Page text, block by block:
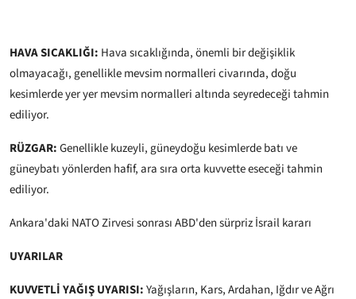
HAVA SICAKLIĞI: Hava sıcaklığında, önemli bir değişiklik
olmayacağı, genellikle mevsim normalleri civarında, doğu
kesimlerde yer yer mevsim normalleri altında seyredeceği tahmin
ediliyor.
RÜZGAR:Genellikle kuzeyli, güneydoğu kesimlerde batı ve
güneybatı yönlerden hafif, ara sıra orta kuvvette eseceği tahmin
ediliyor.
Ankara'daki NATO Zirvesi sonrası ABD'den sürpriz İsrail kararı
UYARILAR
KUVVETLİ YAĞIŞ UYARISI:Yağışların, Kars, Ardahan, Iğdır ve Ağrı